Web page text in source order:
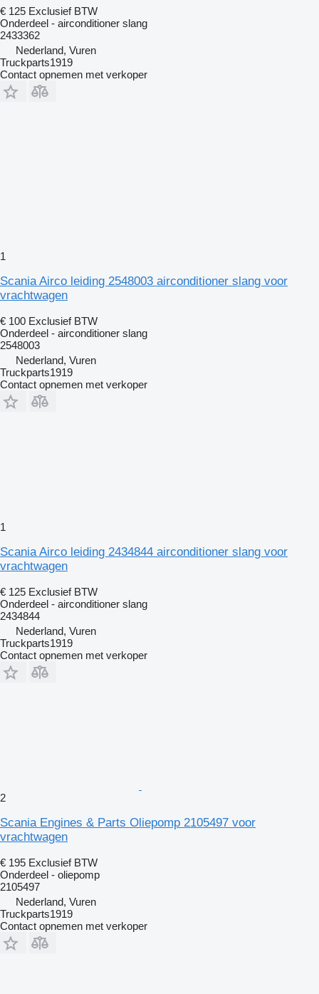
€ 125 Exclusief BTW
Onderdeel - airconditioner slang
2433362
Nederland, Vuren
Truckparts1919
Contact opnemen met verkoper
1
Scania Airco leiding 2548003 airconditioner slang voor
vrachtwagen
€ 100 Exclusief BTW
Onderdeel - airconditioner slang
2548003
Nederland, Vuren
Truckparts1919
Contact opnemen met verkoper
1
Scania Airco leiding 2434844 airconditioner slang voor
vrachtwagen
€ 125 Exclusief BTW
Onderdeel - airconditioner slang
2434844
Nederland, Vuren
Truckparts1919
Contact opnemen met verkoper
2
Scania Engines & Parts Oliepomp 2105497 voor
vrachtwagen
€ 195 Exclusief BTW
Onderdeel - oliepomp
2105497
Nederland, Vuren
Truckparts1919
Contact opnemen met verkoper